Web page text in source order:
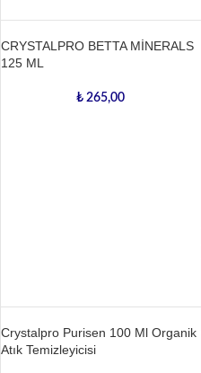
CRYSTALPRO BETTA MİNERALS
125 ML
₺ 265,00
Crystalpro Purisen 100 Ml Organik
Atık Temizleyicisi